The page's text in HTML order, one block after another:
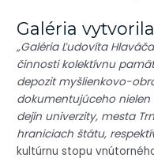
Galéria
„Galéria Ľudovíta
činnosti kolektívnu
depozit myšlienkovo-
dokumentujúceho
dejín univerzity, mesta
hraniciach štátu,
kultúrnu stopu